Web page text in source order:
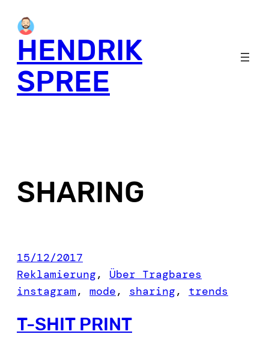
content
HENDRIK
SPREE
SHARING
15/12/2017
Reklamierung, Über Tragbares
instagram, mode, sharing, trends
T-SHIT PRINT